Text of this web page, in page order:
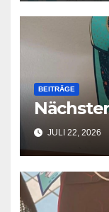
BEITRÄGE
JULI 22, 2026